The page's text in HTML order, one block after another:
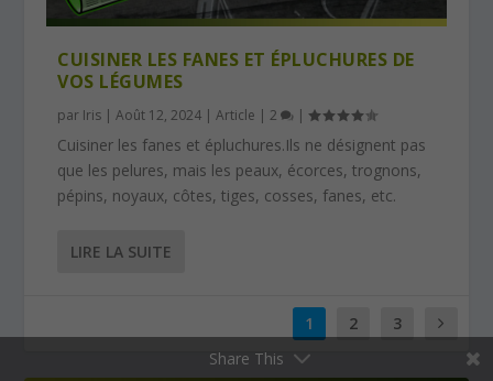
CUISINER LES FANES ET ÉPLUCHURES DE
VOS LÉGUMES
par Iris |Août 12, 2024 |Article |2 |
Cuisiner les fanes et épluchures.Ils ne désignent pas
que les pelures, mais les peaux, écorces, trognons,
pépins, noyaux, côtes, tiges, cosses, fanes, etc.
LIRE LA SUITE
1 2
3
Share This